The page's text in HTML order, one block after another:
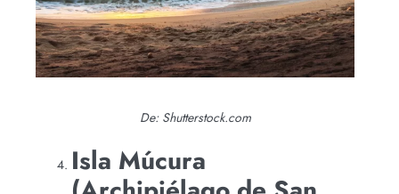
De: Shutterstock.com
Isla Múcura